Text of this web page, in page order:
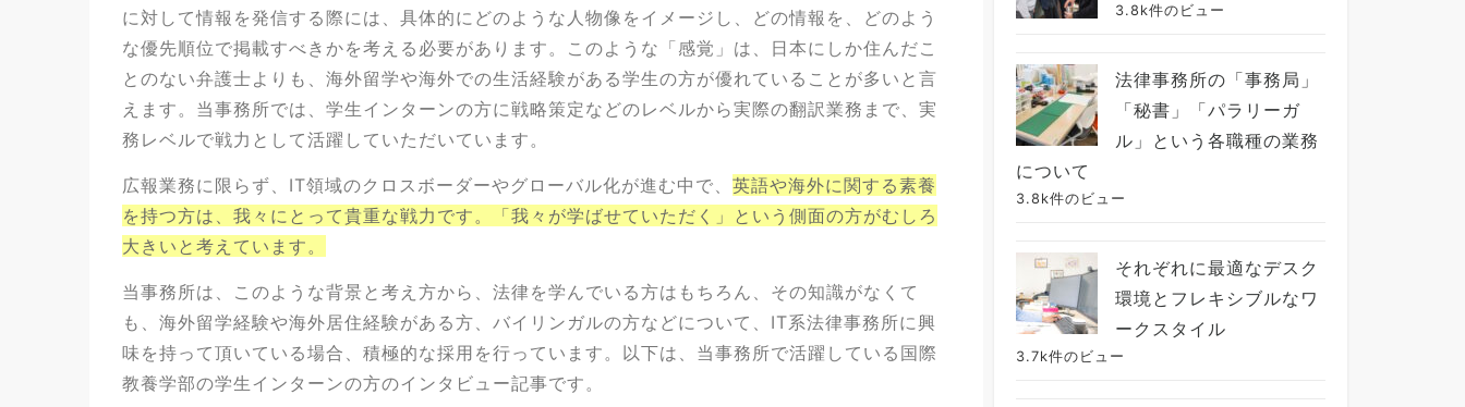
に対して情報を発信する際には、具体的にどのような人物像をイメージし、どの情報を、どのよう
な優先順位で掲載すべきかを考える必要があります。このような「感覚」は、日本にしか住んだこ
とのない弁護士よりも、海外留学や海外での生活経験がある学生の方が優れていることが多いと言
えます。当事務所では、学生インターンの方に戦略策定などのレベルから実際の翻訳業務まで、実
務レベルで戦力として活躍していただいています。
広報業務に限らず、IT領域のクロスボーダーやグローバル化が進む中で、 英語や海外に関する素養
を持つ方は、我々にとって貴重な戦力です。「我々が学ばせていただく」という側面の方がむしろ
大きいと考えています。
当事務所は、このような背景と考え方から、法律を学んでいる方はもちろん、その知識がなくて
も、海外留学経験や海外居住経験がある方、バイリンガルの方などについて、IT系法律事務所に興
味を持って頂いている場合、積極的な採用を行っています。以下は、当事務所で活躍している国際
教養学部の学生インターンの方のインタビュー記事です。
3.8k件のビュー
法律事務所の「事務局」
「秘書」「パラリーガ
ル」という各職種の業務
について
3.8k件のビュー
それぞれに最適なデスク
環境とフレキシブルなワ
ークスタイル
3.7k件のビュー